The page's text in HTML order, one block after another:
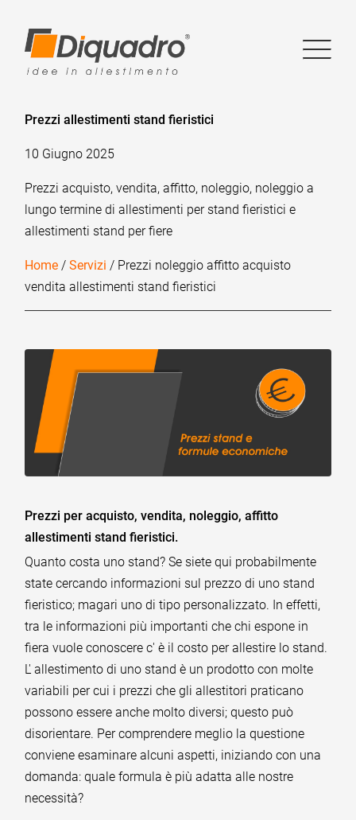
Prezzi allestimenti stand fieristici
10 Giugno 2025
Prezzi acquisto, vendita, affitto, noleggio, noleggio a
lungo termine di allestimenti per stand fieristici e
allestimenti stand per fiere
Home /Servizi / Prezzi noleggio affitto acquisto
vendita allestimenti stand fieristici
Prezzi per acquisto, vendita, noleggio, affitto
allestimenti stand fieristici.
Quanto costa uno stand? Se siete qui probabilmente
state cercando informazioni sul prezzo di uno stand
fieristico; magari uno di tipo personalizzato. In effetti,
tra le informazioni più importanti che chi espone in
fiera vuole conoscere c' è il costo per allestire lo stand.
L' allestimento di uno stand è un prodotto con molte
variabili per cui i prezzi che gli allestitori praticano
possono essere anche molto diversi; questo può
disorientare. Per comprendere meglio la questione
conviene esaminare alcuni aspetti, iniziando con una
domanda: quale formula è più adatta alle nostre
necessità?